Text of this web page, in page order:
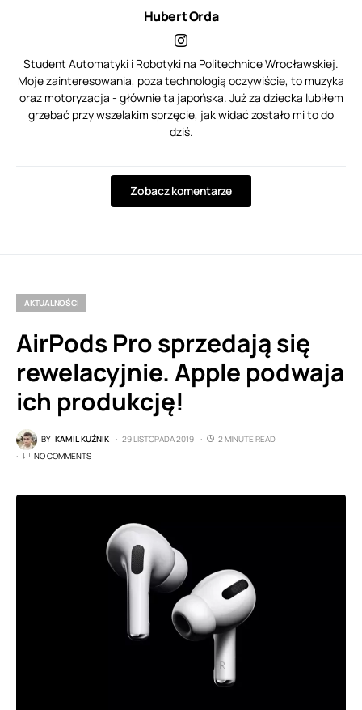
Hubert Orda
Student Automatyki i Robotyki na Politechnice Wrocławskiej.
Moje zainteresowania, poza technologią oczywiście, to muzyka
oraz motoryzacja - głównie ta japońska. Już za dziecka lubiłem
grzebać przy wszelakim sprzęcie, jak widać zostało mi to do
dziś.
Zobacz komentarze
AKTUALNOŚCI
AirPods Pro sprzedają się
rewelacyjnie. Apple podwaja
ich produkcję!
BY KAMIL KUŹNIK 29 LISTOPADA 2019
2 MINUTE READ
NO COMMENTS